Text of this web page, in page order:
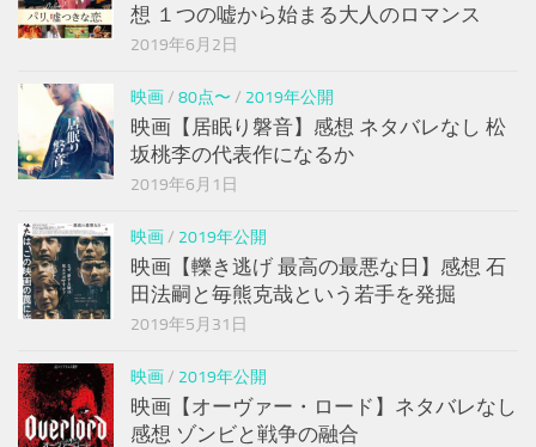
想 １つの嘘から始まる大人のロマンス
2019年6月2日
映画/ 80点〜 / 2019年公開
映画【居眠り磐音】感想 ネタバレなし 松
坂桃李の代表作になるか
2019年6月1日
映画/ 2019年公開
映画【轢き逃げ 最高の最悪な日】感想 石
田法嗣と毎熊克哉という若手を発掘
2019年5月31日
映画/ 2019年公開
映画【オーヴァー・ロード】ネタバレなし
感想 ゾンビと戦争の融合